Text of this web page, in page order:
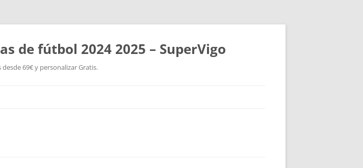
de fútbol 2024 2025 – SuperVigo
69€ y personalizar Gratis.